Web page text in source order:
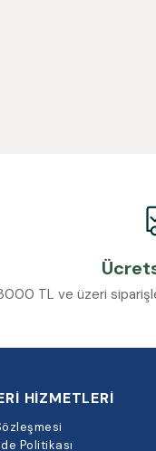
TL ve üzeri
HİZMETLERİ
Politikası